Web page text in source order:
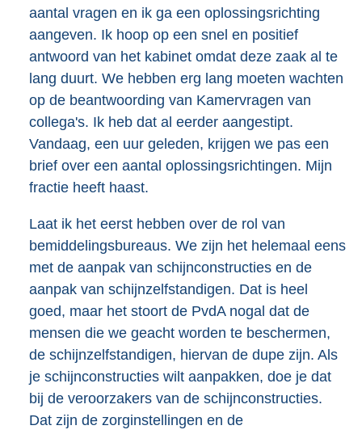
aantal vragen en ik ga een oplossingsrichting
aangeven. Ik hoop op een snel en positief
antwoord van het kabinet omdat deze zaak al te
lang duurt. We hebben erg lang moeten wachten
op de beantwoording van Kamervragen van
collega's. Ik heb dat al eerder aangestipt.
Vandaag, een uur geleden, krijgen we pas een
brief over een aantal oplossingsrichtingen. Mijn
fractie heeft haast.
Laat ik het eerst hebben over de rol van
bemiddelingsbureaus. We zijn het helemaal eens
met de aanpak van schijnconstructies en de
aanpak van schijnzelfstandigen. Dat is heel
goed, maar het stoort de PvdA nogal dat de
mensen die we geacht worden te beschermen,
de schijnzelfstandigen, hiervan de dupe zijn. Als
je schijnconstructies wilt aanpakken, doe je dat
bij de veroorzakers van de schijnconstructies.
Dat zijn de zorginstellingen en de